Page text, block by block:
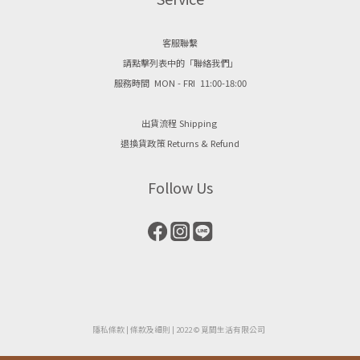
客服聯繫
請點擊列表中的「聯絡我們」
服務時間 MON - FRI 11:00-18:00
出貨流程 Shipping
退換貨政策 Returns & Refund
Follow Us
隱私條款| ​ 條款及細則 | 2022 © 覓間生活有限公司